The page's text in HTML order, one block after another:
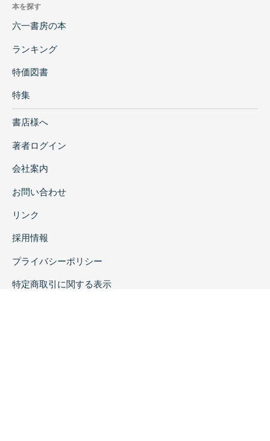
本を探す
六一書房の本
ランキング
特価図書
特集
書店様へ
著者ログイン
会社案内
お問い合わせ
リンク
採用情報
プライバシーポリシー
特定商取引に関する表示